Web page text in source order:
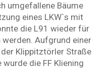
umgefallene Bäume
eines LKW`s mit
die L91 wieder für
Aufgrund einer
Klippitztörler Straße
die FF Kliening